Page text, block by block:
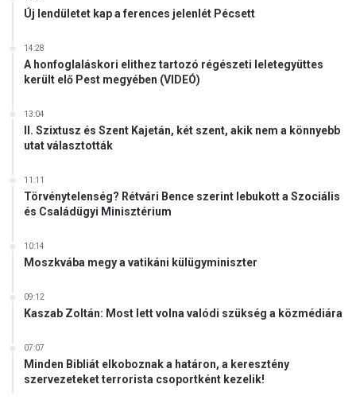
Új lendületet kap a ferences jelenlét Pécsett
14:28
A honfoglaláskori elithez tartozó régészeti leletegyüttes
került elő Pest megyében (VIDEÓ)
13:04
II. Szixtusz és Szent Kajetán, két szent, akik nem a könnyebb
utat választották
11:11
Törvénytelenség? Rétvári Bence szerint lebukott a Szociális
és Családügyi Minisztérium
10:14
Moszkvába megy a vatikáni külügyminiszter
09:12
Kaszab Zoltán: Most lett volna valódi szükség a közmédiára
07:07
Minden Bibliát elkoboznak a határon, a keresztény
szervezeteket terrorista csoportként kezelik!